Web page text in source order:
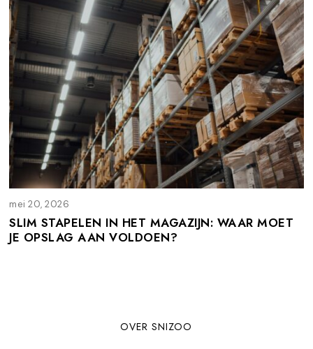
6
mei 20, 2026
e
2
SLIM STAPELEN IN HET MAGAZIJN: WAAR MOET
JE OPSLAG AAN VOLDOEN?
OVER SNIZOO